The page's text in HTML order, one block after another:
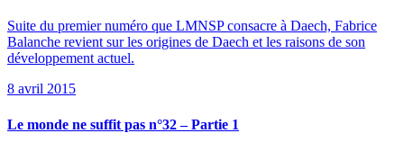
Suite du premier numéro que LMNSP consacre à Daech, Fabrice
Balanche revient sur les origines de Daech et les raisons de son
développement actuel.
8 avril 2015
Le monde ne suffit pas n°32 – Partie 1